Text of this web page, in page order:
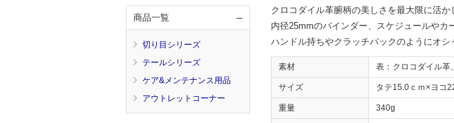
クロコダイル革腑柄の美しさを最大限に活か
内径25mmのバインダー、スケジュールやカ
ハンドル持ちやクラッチバックのようにオ
素材 表：クロコダイル革
サイズ タテ15.0ｃｍ×ヨコ
重量 340g
商品一覧
切り目シリーズ
テールシリーズ
ケア&メンテナンス用品
アウトレットコーナー